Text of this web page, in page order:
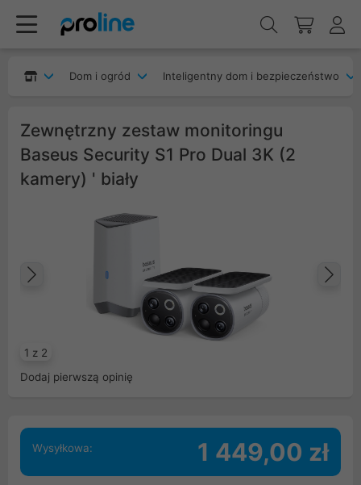
Dom i ogród Inteligentny dom i bezpieczeństwo
Zewnętrzny zestaw monitoringu
Baseus Security S1 Pro Dual 3K (2
kamery) ' biały
1 z 2
Poprzedni
Dodaj pierwszą opinię
Wysyłkowa: 1 449,00 zł